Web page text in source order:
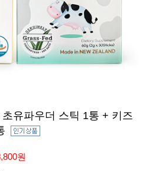
유파우더 스틱 1통 + 키즈
원